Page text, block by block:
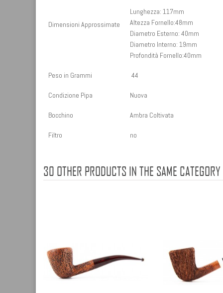
Dimensioni Approssimate
Lunghezza: 117mm
Altezza Fornello:48mm
Diametro Esterno: 40mm
Diametro Interno: 19mm
Profondità Fornello:40mm
Peso in Grammi 44
Condizione Pipa Nuova
Bocchino Ambra Coltivata
Filtro no
30 OTHER PRODUCTS IN THE SAME CATEGORY